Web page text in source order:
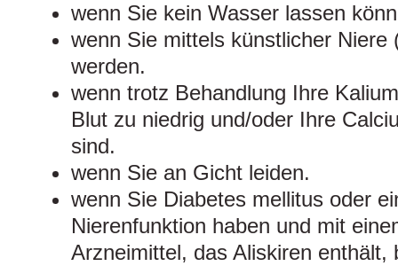
wenn Sie kein Wasser lassen
wenn Sie mittels künstlicher Niere
werden.
wenn trotz Behandlung Ihre
Blut zu niedrig und/oder Ihre
sind.
wenn Sie an Gicht leiden.
wenn Sie Diabetes mellitus oder
Nierenfunktion haben und mit
Arzneimittel, das Aliskiren enthält,